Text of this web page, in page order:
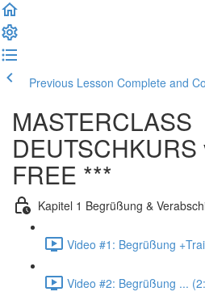
Previous Lesson Complete and
MASTERCLASS
FREE ***
Kapitel 1 Begrüßung &
Video #1: Begrüßung
Video #2: Begrüßung ...